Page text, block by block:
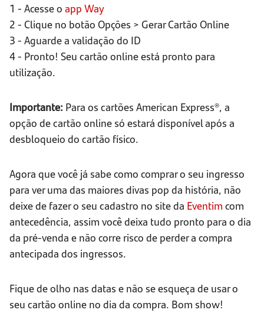
1 - Acesse o app Way
2 - Clique no botão Opções > Gerar Cartão Online
3 - Aguarde a validação do ID
4 - Pronto! Seu cartão online está pronto para
utilização.
Importante: Para os cartões American Express®, a
opção de cartão online só estará disponível após a
desbloqueio do cartão físico.
Agora que você já sabe como comprar o seu ingresso
para ver uma das maiores divas pop da história, não
deixe de fazer o seu cadastro no site da Eventim com
antecedência, assim você deixa tudo pronto para o dia
da pré-venda e não corre risco de perder a compra
antecipada dos ingressos.
Fique de olho nas datas e não se esqueça de usar o
seu cartão online no dia da compra. Bom show!